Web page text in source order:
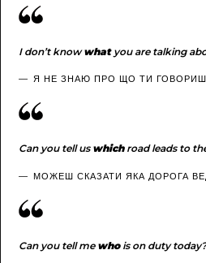
I don’t knowwhatyou are talking
Я НЕ ЗНАЮ ПРО ЩО ТИ ГОВОРИШ.
Can you tell us whichroad leads to
МОЖЕШ СКАЗАТИ ЯКА ДОРОГА
Can you tell me whois on duty today?